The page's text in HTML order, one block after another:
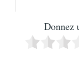
Donnez